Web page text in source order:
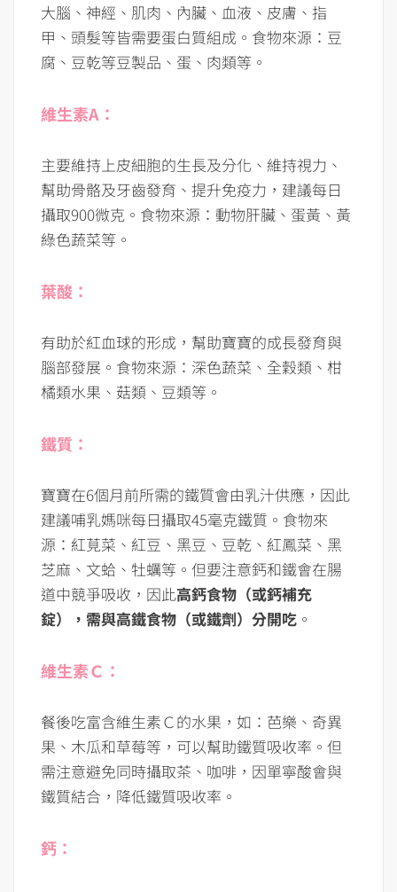
大腦、神經、肌肉、內臟、血液、皮膚、指
甲、頭髮等皆需要蛋白質組成。食物來源：豆
腐、豆乾等豆製品、蛋、肉類等。
維生素A：
主要維持上皮細胞的生長及分化、維持視力、
幫助骨骼及牙齒發育、提升免疫力，建議每日
攝取900微克。食物來源：動物肝臟、蛋黃、黃
綠色蔬菜等。
葉酸：
有助於紅血球的形成，幫助寶寶的成長發育與
腦部發展。食物來源：深色蔬菜、全穀類、柑
橘類水果、菇類、豆類等。
鐵質：
寶寶在6個月前所需的鐵質會由乳汁供應，因此
建議哺乳媽咪每日攝取45毫克鐵質。食物來
源：紅莧菜、紅豆、黑豆、豆乾、紅鳳菜、黑
芝麻、文蛤、牡蠣等。但要注意鈣和鐵會在腸
道中競爭吸收，因此高鈣食物（或鈣補充
錠），需與高鐵食物（或鐵劑）分開吃 。
維生素Ｃ：
餐後吃富含維生素Ｃ的水果，如：芭樂、奇異
果、木瓜和草莓等，可以幫助鐵質吸收率。但
需注意避免同時攝取茶、咖啡，因單寧酸會與
鐵質結合，降低鐵質吸收率。
鈣：